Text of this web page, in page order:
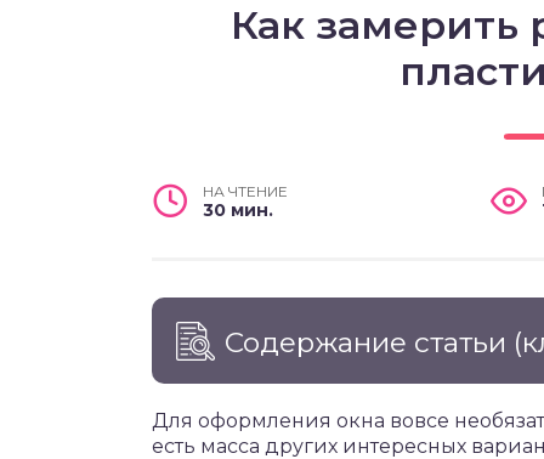
Как
НА ЧТЕНИЕ
30 мин.
Содержание статьи
Для оформления окна вовсе
есть масса других интересных